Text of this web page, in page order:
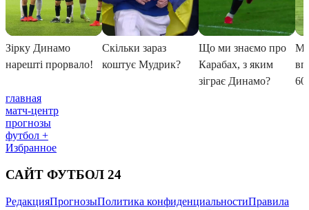
главная
матч-центр
прогнозы
футбол +
Избранное
САЙТ ФУТБОЛ 24
РедакцияПрогнозыПолитика конфиденциальностиПравила